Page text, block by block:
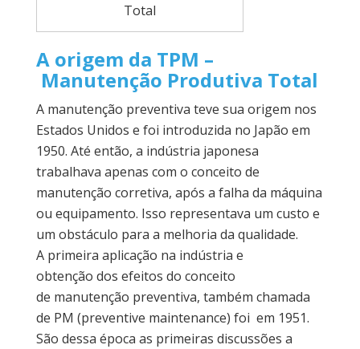
Total
A origem da TPM –
Manutenção Produtiva Total
A manutenção preventiva teve sua origem nos
Estados Unidos e foi introduzida no Japão em
1950. Até então, a indústria japonesa
trabalhava apenas com o conceito de
manutenção corretiva, após a falha da máquina
ou equipamento. Isso representava um custo e
um obstáculo para a melhoria da qualidade.
A primeira aplicação na indústria e
obtenção dos efeitos do conceito
de manutenção preventiva, também chamada
de PM (preventive maintenance) foi em 1951.
São dessa época as primeiras discussões a